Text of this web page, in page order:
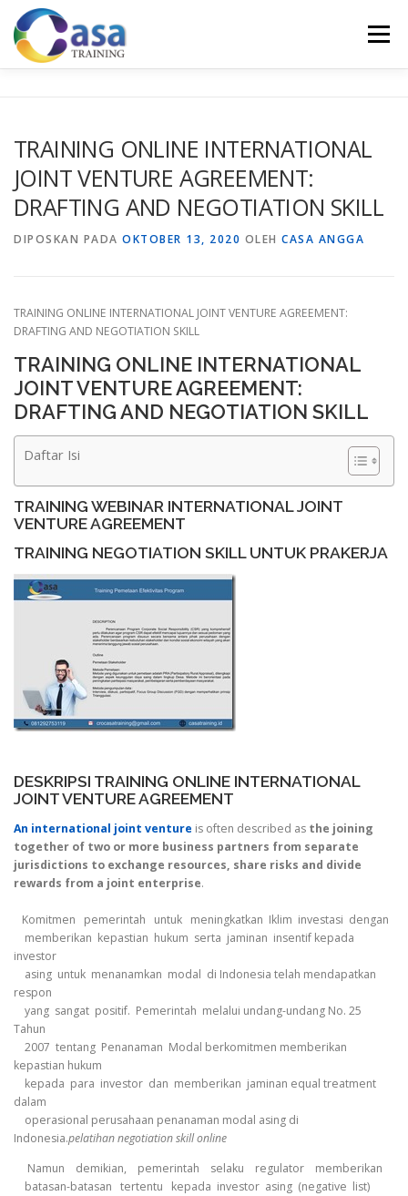
Lompat
konten
Menu
KONTAK KAMI SERTIFIKASI EVALUASI
TRAINING ONLINE INTERNATIONAL
JOINT VENTURE AGREEMENT:
DRAFTING AND NEGOTIATION SKILL
DIPOSKAN PADA OKTOBER 13, 2020 OLEH CASA ANGGA
TRAINING ONLINE INTERNATIONAL JOINT VENTURE AGREEMENT:
DRAFTING AND NEGOTIATION SKILL
TRAINING ONLINE INTERNATIONAL
JOINT VENTURE AGREEMENT:
DRAFTING AND NEGOTIATION SKILL
Daftar Isi
TRAINING WEBINAR INTERNATIONAL JOINT
VENTURE AGREEMENT
TRAINING NEGOTIATION SKILL UNTUK PRAKERJA
DESKRIPSI TRAINING ONLINE INTERNATIONAL
JOINT VENTURE AGREEMENT
An international joint venture is often described as the joining
together of two or more business partners from separate
jurisdictions to exchange resources, share risks and divide
rewards from a joint enterprise.
Komitmen pemerintah untuk meningkatkan Iklim investasi dengan
memberikan kepastian hukum serta jaminan insentif kepada
investor
asing untuk menanamkan modal di Indonesia telah mendapatkan
respon
yang sangat positif. Pemerintah melalui undang-undang No. 25
Tahun
2007 tentang Penanaman Modal berkomitmen memberikan
kepastian hukum
kepada para investor dan memberikan jaminan equal treatment
dalam
operasional perusahaan penanaman modal asing di
Indonesia.pelatihan negotiation skill online
Namun demikian, pemerintah selaku regulator memberikan
batasan-batasan tertentu kepada investor asing (negative list)